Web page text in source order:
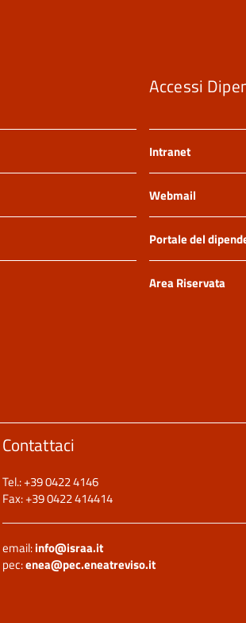
Accessi
Intranet
Webmail
Portale del
Area Riservata
Contattaci
Tel.: +39 0422 4146
Fax: +39 0422 414414
email:info@israa.it
pec:enea@pec.eneatreviso.it